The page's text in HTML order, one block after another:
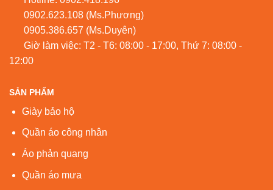
0902.623.108 (Ms.Phương)
0905.386.657 (Ms.Duyên)
Giờ làm việc: T2 - T6: 08:00 - 17:00, Thứ 7: 08:00 -
12:00
SẢN PHẨM
Giày bảo hộ
Quần áo công nhân
Áo phản quang
Quần áo mưa